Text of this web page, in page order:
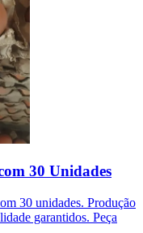
30 Unidades
30 unidades. Produção
garantidos. Peça